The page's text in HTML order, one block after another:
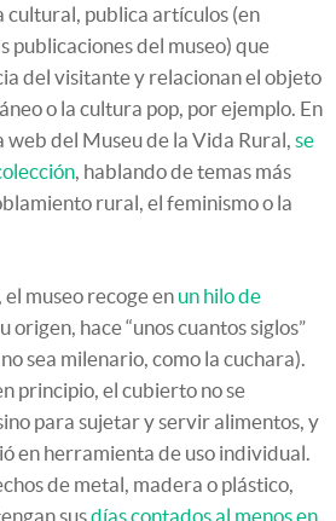
cultural, publica artículos (en
publicaciones del museo) que
del visitante y relacionan el objeto
o la cultura pop, por ejemplo. En
web del Museu de la Vida Rural, se
, hablando de temas más
rural, el feminismo o la
museo recoge en un hilo de
origen, hace “unos cuantos siglos”
sea milenario, como la cuchara).
principio, el cubierto no se
para sujetar y servir alimentos, y
en herramienta de uso individual.
de metal, madera o plástico,
susdías contados al menos en